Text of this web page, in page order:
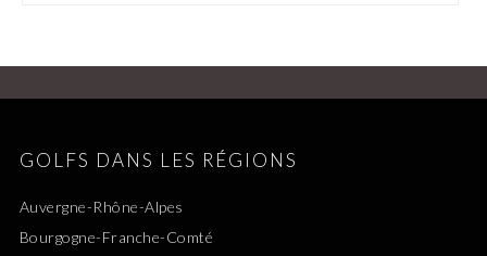
GOLFS DANS LES RÉGIONS
Auvergne-Rhône-Alpes
Bourgogne-Franche-Comté